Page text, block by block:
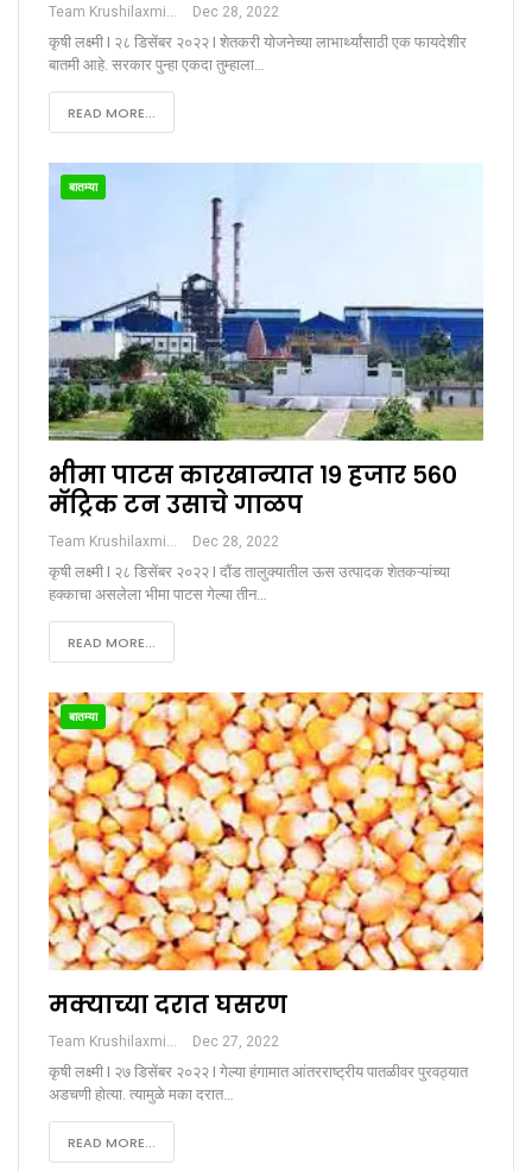
Team Krushilaxmi Dec 28, 2022
कृषी लक्ष्मी I २८ डिसेंबर २०२२ I शेतकरी योजनेच्या लाभार्थ्यांसाठी एक फायदेशीर
बातमी आहे. सरकार पुन्हा एकदा तुम्हाला…
READ MORE...
बातम्या
भीमा पाटस कारखान्यात १९ हजार ५६०
मॅट्रिक टन उसाचे गाळप
Team Krushilaxmi Dec 28, 2022
कृषी लक्ष्मी I २८ डिसेंबर २०२२ I दौंड तालुक्यातील ऊस उत्पादक शेतकऱ्यांच्या
हक्काचा असलेला भीमा पाटस गेल्या तीन…
READ MORE...
बातम्या
मक्याच्या दरात घसरण
Team Krushilaxmi Dec 27, 2022
कृषी लक्ष्मी I २७ डिसेंबर २०२२ I गेल्या हंगामात आंतरराष्ट्रीय पातळीवर पुरवठ्यात
अडचणी होत्या. त्यामुळे मका दरात…
READ MORE...